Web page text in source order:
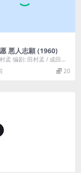
悪人志願 (1960)
孟 编剧: 田村孟 / 成田孝
炎加世子 / 渡辺文雄 /...
20